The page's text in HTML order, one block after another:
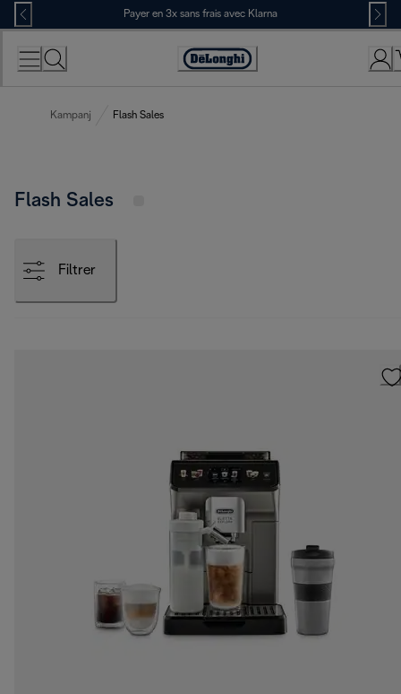
Skip
to
Content
Payer en 3x sans frais avec Klarna
Déclaration
Kampanj Flash Sales
Flash Sales
Filtrer